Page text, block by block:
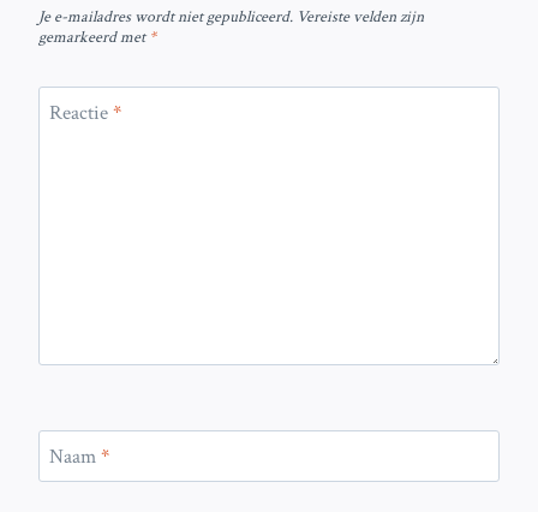
Je e-mailadres wordt niet gepubliceerd. Vereiste velden zijn
gemarkeerd met*
Reactie*
Naam*